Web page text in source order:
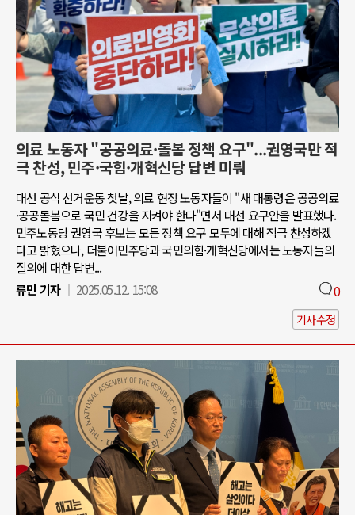
의료 노동자 "공공의료·돌봄 정책 요구"...권영국만 적
극 찬성, 민주·국힘·개혁신당 답변 미뤄
대선 공식 선거운동 첫날, 의료 현장 노동자들이 "새 대통령은 공공의료
·공공돌봄으로 국민 건강을 지켜야 한다"면서 대선 요구안을 발표했다.
민주노동당 권영국 후보는 모든 정책 요구 모두에 대해 적극 찬성하겠
다고 밝혔으나, 더불어민주당과 국민의힘·개혁신당에서는 노동자들의
질의에 대한 답변...
류민 기자
2025.05.12. 15:08 0
기사수정